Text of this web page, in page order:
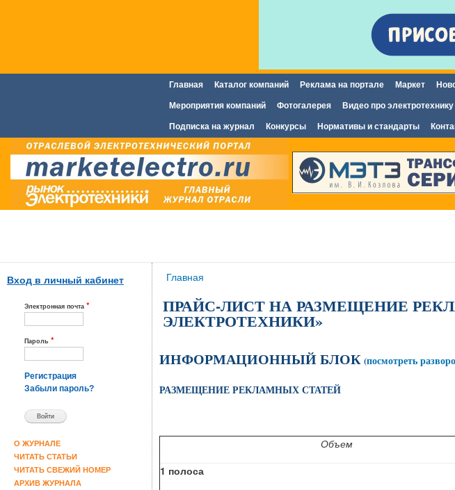
Главное меню
Главная Каталог компаний Реклама на портале Маркет
Мероприятия компаний Фотогалерея Видео про электротехнику
Подписка на журнал Конкурсы Нормативы и стандарты
Вход в личный кабинет
Электронная почта *
Пароль *
Регистрация
Забыли пароль?
О ЖУРНАЛЕ
ЧИТАТЬ СТАТЬИ
ЧИТАТЬ СВЕЖИЙ НОМЕР
АРХИВ ЖУРНАЛА
Вы здесь
Главная
ПРАЙС-ЛИСТ НА РАЗМЕЩЕНИЕ
ЭЛЕКТРОТЕХНИКИ»
ИНФОРМАЦИОННЫЙ БЛОК (посмотреть
РАЗМЕЩЕНИЕ РЕКЛАМНЫХ СТАТЕЙ
Объем
1 полоса